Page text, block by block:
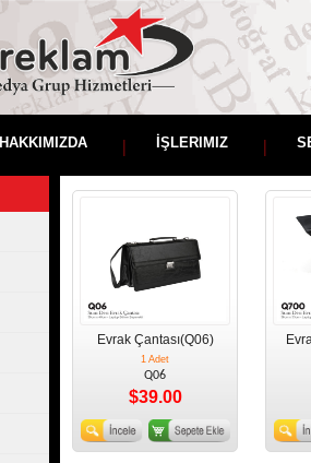
HAKKIMIZDA İŞLERIMIZ
Evrak Çantası(Q06)
1 Adet
Q06
$39.00